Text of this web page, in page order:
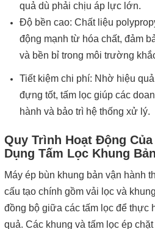
quả dù phải chịu áp lực lớn.
Độ bền cao: Chất liệu
động mạnh từ hóa chất, đảm
và bền bỉ trong môi trường
Tiết kiệm chi phí: Nhờ hiệu
đựng tốt, tấm lọc giúp các
hành và bảo trì hệ thống xử lý.
Quy Trình Hoạt Động
Dụng Tấm Lọc Khung Bản
Máy ép bùn khung bản vận hành
cấu tạo chính gồm vải lọc và
đồng bộ giữa các tấm lọc để thực
quả. Các khung và tấm lọc ép